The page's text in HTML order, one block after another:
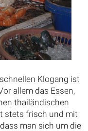
Klogang ist
allem das Essen,
thailändischen
stets frisch und mit
man sich um die